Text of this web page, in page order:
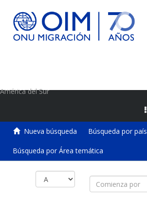
América del Sur
Nueva búsqueda Búsqueda por país
Búsqueda por Área temática